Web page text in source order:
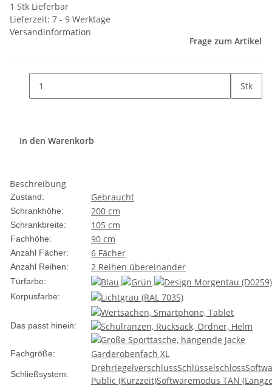
1 Stk Lieferbar
Lieferzeit: 7 - 9 Werktage
Versandinformation
Frage zum Artikel
Stk
In den Warenkorb
Beschreibung
Zustand: Gebraucht
Schrankhöhe: 200 cm
Schrankbreite: 105 cm
Fachhöhe: 90 cm
Anzahl Fächer: 6 Fächer
Anzahl Reihen: 2 Reihen übereinander
Türfarbe:
Korpusfarbe:
Das passt hinein:
Fachgröße: Garderobenfach XL
Schließsystem:
DrehriegelverschlussSchlüsselschloss
Public (Kurzzeit)Softwaremodus TAN